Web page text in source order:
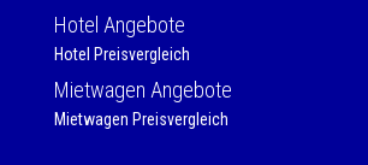
Hotel Angebote
Hotel Preisvergleich
Mietwagen Angebote
Mietwagen Preisvergleich